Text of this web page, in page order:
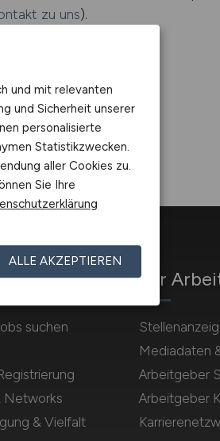
zu uns).
suchen
Networks
& Vielfalt
Für
Mediadaten
Arbeitgeber
Arbeitgeber
und mit relevanten
und Sicherheit unserer
personalisierte
Statistikzwecken.
aller Cookies zu.
Sie Ihre
ALLE AKZEPTIEREN